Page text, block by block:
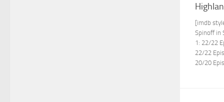
[imdb
Spinoff in
1: 22/22
22/22
20/20